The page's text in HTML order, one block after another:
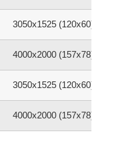
3050x1525 (120x60)
4000x2000 (157x78)
3050x1525 (120x60)
4000x2000 (157x78)